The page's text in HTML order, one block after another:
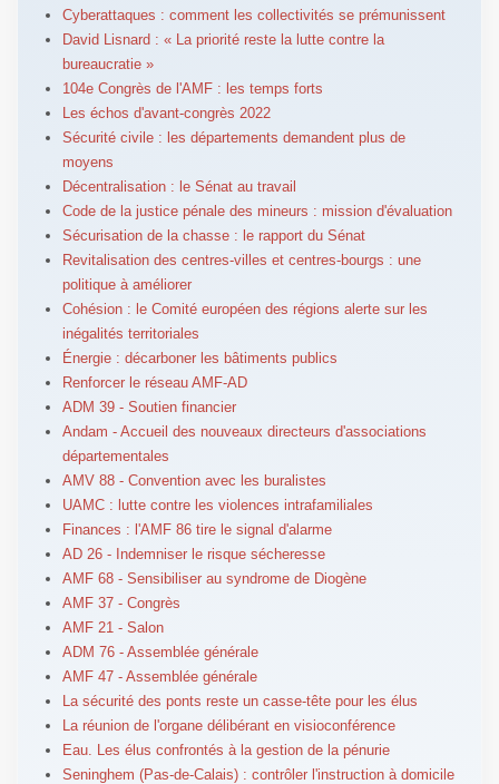
Cyberattaques : comment les collectivités se prémunissent
David Lisnard : « La priorité reste la lutte contre la
bureaucratie »
104e Congrès de l'AMF : les temps forts
Les échos d'avant-congrès 2022
Sécurité civile : les départements demandent plus de
moyens
Décentralisation : le Sénat au travail
Code de la justice pénale des mineurs : mission d'évaluation
Sécurisation de la chasse : le rapport du Sénat
Revitalisation des centres-villes et centres-bourgs : une
politique à améliorer
Cohésion : le Comité européen des régions alerte sur les
inégalités territoriales
Énergie : décarboner les bâtiments publics
Renforcer le réseau AMF-AD
ADM 39 - Soutien financier
Andam - Accueil des nouveaux directeurs d'associations
départementales
AMV 88 - Convention avec les buralistes
UAMC : lutte contre les violences intrafamiliales
Finances : l'AMF 86 tire le signal d'alarme
AD 26 - Indemniser le risque sécheresse
AMF 68 - Sensibiliser au syndrome de Diogène
AMF 37 - Congrès
AMF 21 - Salon
ADM 76 - Assemblée générale
AMF 47 - Assemblée générale
La sécurité des ponts reste un casse-tête pour les élus
La réunion de l'organe délibérant en visioconférence
Eau. Les élus confrontés à la gestion de la pénurie
Seninghem (Pas-de-Calais) : contrôler l'instruction à domicile